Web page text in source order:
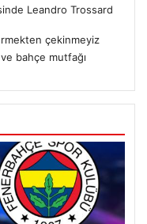
Leandro Trossard
çekinmeyiz
bahçe mutfağı